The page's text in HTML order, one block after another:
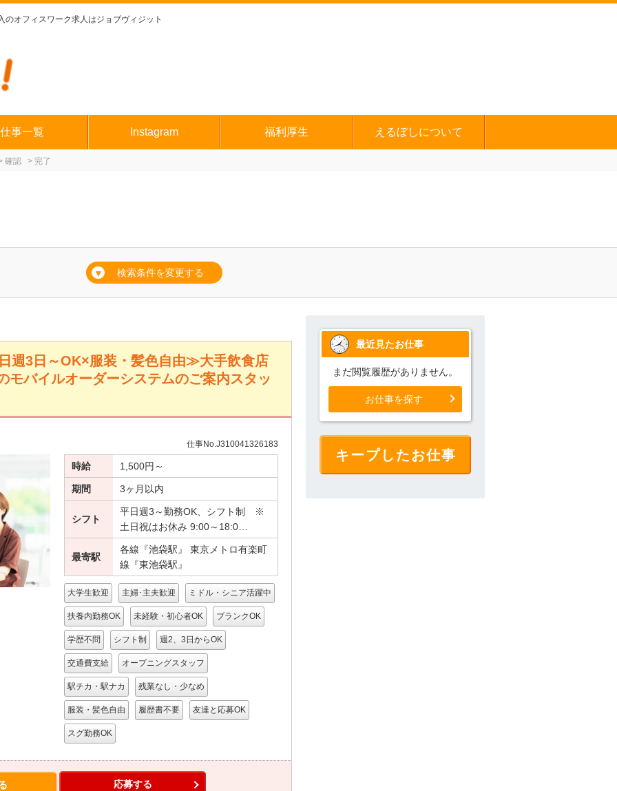
のオフィスワーク求人はジョブヴィジット
仕事一覧 Instagram 福利厚生 えるぼしについて
確認 完了
▼ 検索条件を変更する
週3日～OK×服装・髪色自由≫大手飲食店
モバイルオーダーシステムのご案内スタッ
仕事No.J310041326183
時給 1,500円～
期間 3ヶ月以内
シフト
平日週3～勤務OK、シフト制 ※
土日祝はお休み 9:00～18:0…
最寄駅
各線『池袋駅』 東京メトロ有楽町
線『東池袋駅』
大学生歓迎 主婦･主夫歓迎 ミドル・シニア活躍中
扶養内勤務OK 未経験・初心者OK ブランクOK
学歴不問 シフト制 週2、3日からOK
交通費支給 オープニングスタッフ
駅チカ・駅ナカ 残業なし・少なめ
服装・髪色自由 履歴書不要 友達と応募OK
スグ勤務OK
応募する
最近見たお仕事
まだ閲覧履歴がありません。
お仕事を探す
キープしたお仕事